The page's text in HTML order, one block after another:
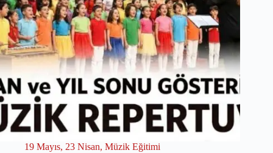
19 Mayıs, 23 Nisan, Müzik Eğitimi